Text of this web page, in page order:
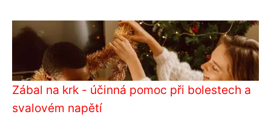
Zábal na krk - účinná pomoc při bolestech a
svalovém napětí